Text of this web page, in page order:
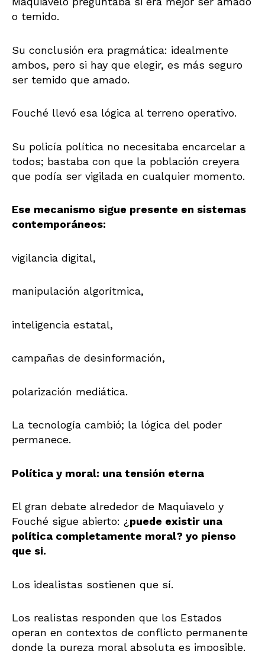
o temido.
Su conclusión era pragmática: idealmente
ambos, pero si hay que elegir, es más seguro
ser temido que amado.
Fouché llevó esa lógica al terreno operativo.
Su policía política no necesitaba encarcelar a
todos; bastaba con que la población creyera
que podía ser vigilada en cualquier momento.
Ese mecanismo sigue presente en sistemas
contemporáneos:
vigilancia digital,
manipulación algorítmica,
inteligencia estatal,
campañas de desinformación,
polarización mediática.
La tecnología cambió; la lógica del poder
permanece.
Política y moral: una tensión eterna
El gran debate alrededor de Maquiavelo y
Fouché sigue abierto: ¿ puede existir una
política completamente moral? yo pienso
que si.
Los idealistas sostienen que sí.
Los realistas responden que los Estados
operan en contextos de conflicto permanente
donde la pureza moral absoluta es imposible.